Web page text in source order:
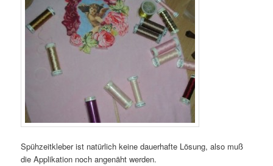
Spühzeitkleber ist natürlich keine dauerhafte Lösung, also muß
die Applikation noch angenäht werden.